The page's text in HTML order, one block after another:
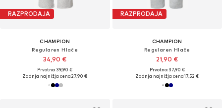
RAZPRODAJA
CHAMPION
Regularen Hlače
34,90 €
Prvotno: 39,90 €
Zadnja najnižja cena27,90 €
RAZPRODAJA
CHAMPION
Regularen Hlače
21,90 €
Prvotno: 37,90 €
Zadnja najnižja cena17,52 €